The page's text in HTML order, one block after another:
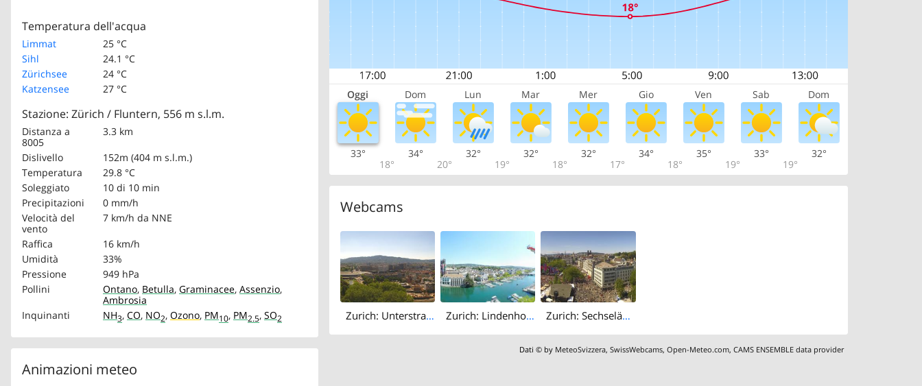
Temperatura dell'acqua
Limmat
25 °C
Sihl
24.1 °C
Zürichsee
24 °C
Katzensee
27 °C
Stazione: Zürich / Fluntern, 556 m s.l.m.
Distanza a
8005
3.3 km
Dislivello
152m (404 m s.l.m.)
Temperatura
29.8 °C
Soleggiato
10 di 10 min
Precipitazioni
0 mm/h
Velocità del
vento
7 km/h da NNE
Raffica
16 km/h
Umidità
33%
Pressione
949 hPa
Pollini
Ontano, Betulla, Graminacee, Assenzio,
Ambrosia
Inquinanti
NH3, CO, NO2, Ozono, PM10, PM2.5, SO2
Animazioni meteo
Oggi Dom Lun Mar Mer Gio Ven Sab Dom
33°
18°
34°
20°
32°
19°
32°
18°
32°
17°
34°
18°
35°
19°
33°
19°
32°
Webcams
Zurich: Unterstrass › South-west: Uetliberg Zurich: Lindenhof: Zürich Stadthaus Zurich: Sechseläutenplatz
Dati © by MeteoSvizzera,SwissWebcams,Open-Meteo.com,CAMS ENSEMBLE data provider